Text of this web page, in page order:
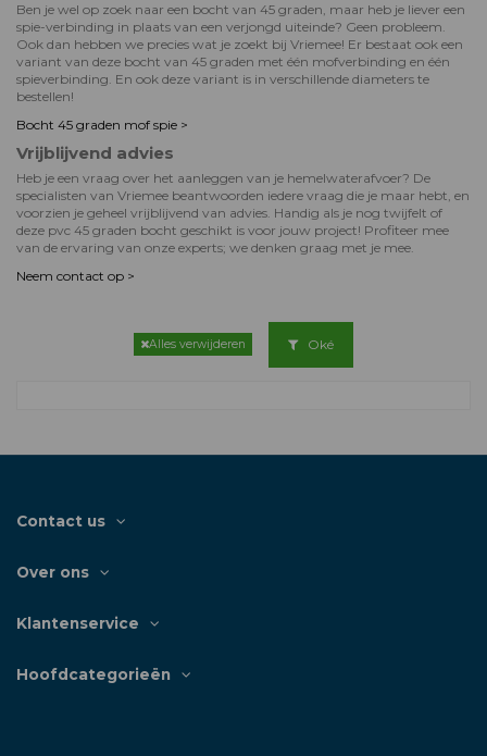
Ben je wel op zoek naar een bocht van 45 graden, maar heb je liever een
spie-verbinding in plaats van een verjongd uiteinde? Geen probleem.
Ook dan hebben we precies wat je zoekt bij Vriemee! Er bestaat ook een
variant van deze bocht van 45 graden met één mofverbinding en één
spieverbinding. En ook deze variant is in verschillende diameters te
bestellen!
Bocht 45 graden mof spie >
Vrijblijvend advies
Heb je een vraag over het aanleggen van je hemelwaterafvoer? De
specialisten van Vriemee beantwoorden iedere vraag die je maar hebt, en
voorzien je geheel vrijblijvend van advies. Handig als je nog twijfelt of
deze pvc 45 graden bocht geschikt is voor jouw project! Profiteer mee
van de ervaring van onze experts; we denken graag met je mee.
Neem contact op >
Alles verwijderen Oké
Contact us
Over ons
Klantenservice
Hoofdcategorieën